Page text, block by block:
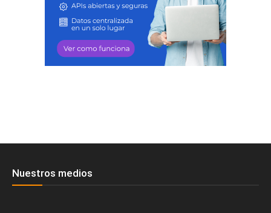
Nuestros medios